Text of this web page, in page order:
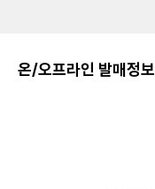
온/오프라인 발매정보